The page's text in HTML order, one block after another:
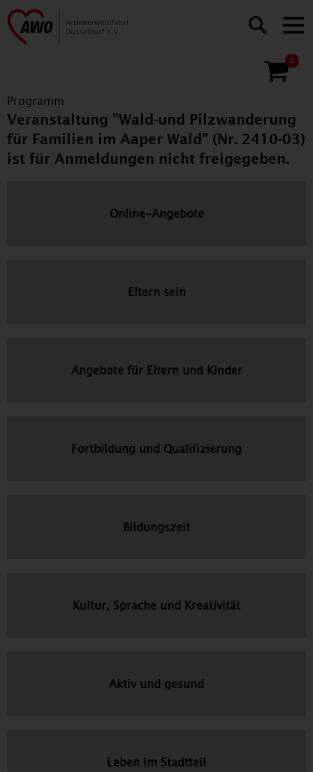
0
Programm
Veranstaltung "Wald-und Pilzwanderung
für Familien im Aaper Wald" (Nr. 2410-03)
ist für Anmeldungen nicht freigegeben.
Online-Angebote
Eltern sein
Angebote für Eltern und Kinder
Fortbildung und Qualifizierung
Bildungszeit
Kultur, Sprache und Kreativität
Aktiv und gesund
Leben im Stadtteil